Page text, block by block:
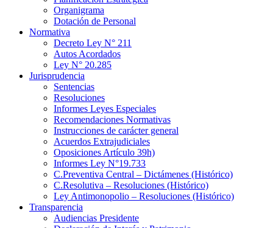
Organigrama
Dotación de Personal
Normativa
Decreto Ley N° 211
Autos Acordados
Ley N° 20.285
Jurisprudencia
Sentencias
Resoluciones
Informes Leyes Especiales
Recomendaciones Normativas
Instrucciones de carácter general
Acuerdos Extrajudiciales
Oposiciones Artículo 39h)
Informes Ley N°19.733
C.Preventiva Central – Dictámenes (Histórico)
C.Resolutiva – Resoluciones (Histórico)
Ley Antimonopolio – Resoluciones (Histórico)
Transparencia
Audiencias Presidente